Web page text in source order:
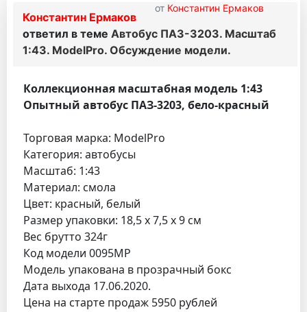
от Константин Ермаков
Константин Ермаков
ответил в теме Автобус ПАЗ-3203. Масштаб
1:43. ModelPro. Обсуждение модели.
Коллекционная масштабная модель 1:43
Опытный автобус ПАЗ-3203, бело-красный
Торговая марка: ModelPro
Категория: автобусы
Масштаб: 1:43
Материал: смола
Цвет: красный, белый
Размер упаковки: 18,5 х 7,5 х 9 см
Вес брутто 324г
Код модели 0095MP
Модель упакована в прозрачный бокс
Дата выхода 17.06.2020.
Цена на старте продаж 5950 рублей